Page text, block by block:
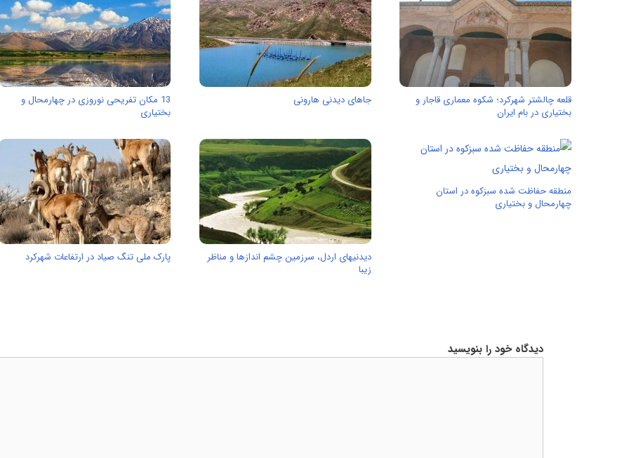
قلعه چالشتر شهرکرد؛ شکوه معماری قاجار و
بختیاری در بام ایران
جاهای دیدنی هارونی
13 مکان تفریحی نوروزی در چهارمحال و
بختیاری
منطقه حفاظت شده سبزکوه در استان
چهارمحال و بختیاری
دیدنیهای اردل، سرزمین چشم اندازها و مناظر
زیبا
پارک ملی تنگ صیاد در ارتفاعات شهرکرد
دیدگاه خود را بنویسید